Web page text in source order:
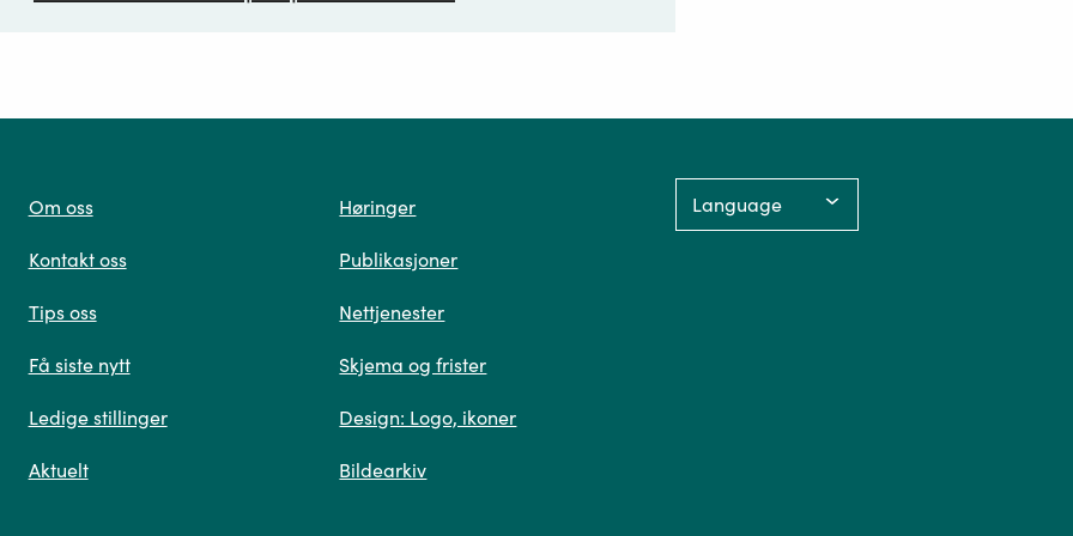
oss
deg vår mest relevante informasjon.
Om oss
Kontakt oss
Tips oss
Få siste nytt
Ledige stillinger
Aktuelt
Høringer
Publikasjoner
Nettjenester
Skjema og frister
Design: Logo, ikoner
Bildearkiv